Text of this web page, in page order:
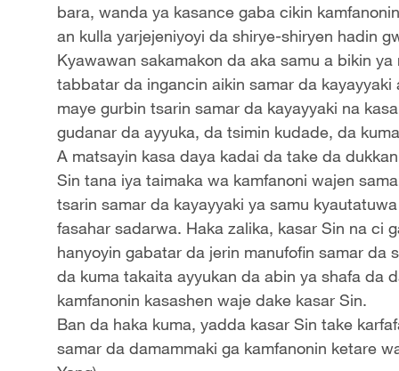
bara, wanda ya kasance gaba cikin
an kulla yarjejeniyoyi da shirye-shiryen hadin
Kyawawan sakamakon da aka samu a bikin
tabbatar da ingancin aikin samar da
maye gurbin tsarin samar da kayayyaki na
gudanar da ayyuka, da tsimin kudade, da
A matsayin kasa daya kadai da take da
Sin tana iya taimaka wa kamfanoni wajen
tsarin samar da kayayyaki ya samu
fasahar sadarwa. Haka zalika, kasar Sin na ci
hanyoyin gabatar da jerin manufofin samar da
da kuma takaita ayyukan da abin ya shafa da
kamfanonin kasashen waje dake kasar Sin.
Ban da haka kuma, yadda kasar Sin take
samar da damammaki ga kamfanonin ketare